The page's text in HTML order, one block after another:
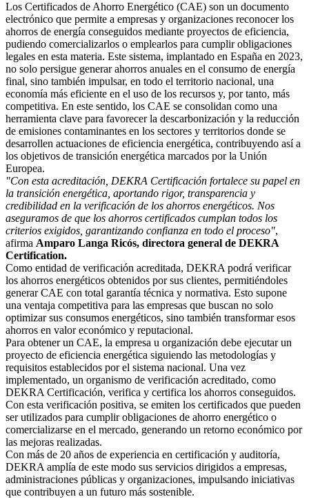
Los Certificados de Ahorro Energético (CAE) son un documento
electrónico que permite a empresas y organizaciones reconocer los
ahorros de energía conseguidos mediante proyectos de eficiencia,
pudiendo comercializarlos o emplearlos para cumplir obligaciones
legales en esta materia. Este sistema, implantado en España en 2023,
no solo persigue generar ahorros anuales en el consumo de energía
final, sino también impulsar, en todo el territorio nacional, una
economía más eficiente en el uso de los recursos y, por tanto, más
competitiva. En este sentido, los CAE se consolidan como una
herramienta clave para favorecer la descarbonización y la reducción
de emisiones contaminantes en los sectores y territorios donde se
desarrollen actuaciones de eficiencia energética, contribuyendo así a
los objetivos de transición energética marcados por la Unión
Europea.
"Con esta acreditación, DEKRA Certificación fortalece su papel en
la transición energética, aportando rigor, transparencia y
credibilidad en la verificación de los ahorros energéticos. Nos
aseguramos de que los ahorros certificados cumplan todos los
criterios exigidos, garantizando confianza en todo el proceso",
afirma Amparo Langa Ricós, directora general de DEKRA
Certification.
Como entidad de verificación acreditada, DEKRA podrá verificar
los ahorros energéticos obtenidos por sus clientes, permitiéndoles
generar CAE con total garantía técnica y normativa. Esto supone
una ventaja competitiva para las empresas que buscan no solo
optimizar sus consumos energéticos, sino también transformar esos
ahorros en valor económico y reputacional.
Para obtener un CAE, la empresa u organización debe ejecutar un
proyecto de eficiencia energética siguiendo las metodologías y
requisitos establecidos por el sistema nacional. Una vez
implementado, un organismo de verificación acreditado, como
DEKRA Certificación, verifica y certifica los ahorros conseguidos.
Con esta verificación positiva, se emiten los certificados que pueden
ser utilizados para cumplir obligaciones de ahorro energético o
comercializarse en el mercado, generando un retorno económico por
las mejoras realizadas.
Con más de 20 años de experiencia en certificación y auditoría,
DEKRA amplía de este modo sus servicios dirigidos a empresas,
administraciones públicas y organizaciones, impulsando iniciativas
que contribuyen a un futuro más sostenible.